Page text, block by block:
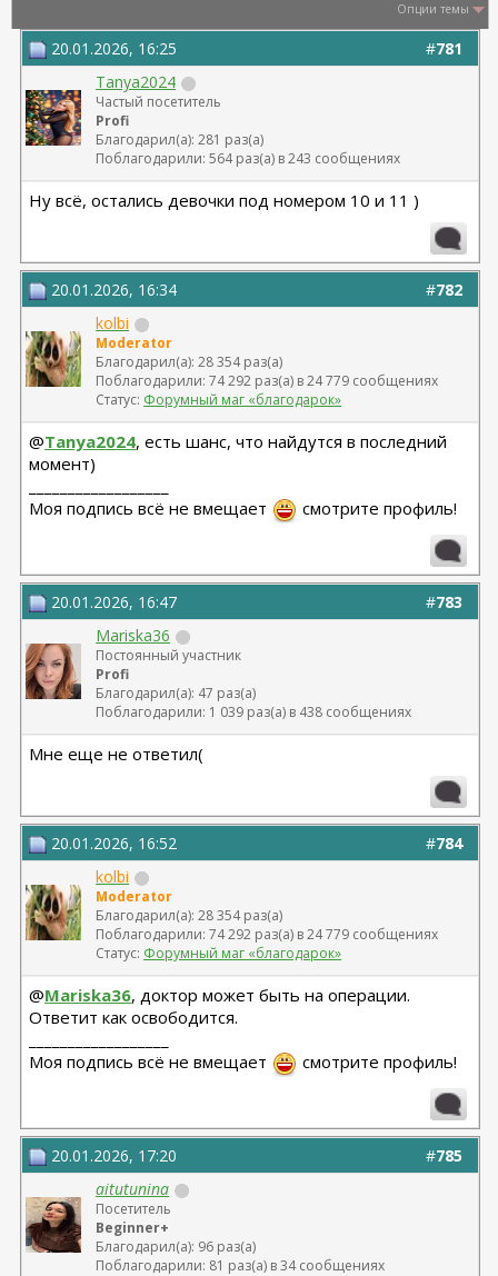
Опции темы
#781
20.01.2026, 16:25
Tanya2024
Частый посетитель
Profi
Благодарил(а): 281 раз(а)
Поблагодарили: 564 раз(а) в 243 сообщениях
Ну всё, остались девочки под номером 10 и 11 )
#782
20.01.2026, 16:34
kolbi
Moderator
Благодарил(а): 28 354 раз(а)
Поблагодарили: 74 292 раз(а) в 24 779 сообщениях
Статус: Форумный маг «благодарок»
@Tanya2024, есть шанс, что найдутся в последний
момент)
Моя подпись всё не вмещает
смотрите профиль!
#783
20.01.2026, 16:47
Mariska36
Постоянный участник
Profi
Благодарил(а): 47 раз(а)
Поблагодарили: 1 039 раз(а) в 438 сообщениях
Мне еще не ответил(
#784
20.01.2026, 16:52
kolbi
Moderator
Благодарил(а): 28 354 раз(а)
Поблагодарили: 74 292 раз(а) в 24 779 сообщениях
Статус: Форумный маг «благодарок»
@Mariska36, доктор может быть на операции.
Ответит как освободится.
Моя подпись всё не вмещает
смотрите профиль!
#785
20.01.2026, 17:20
aitutunina
Посетитель
Beginner+
Благодарил(а): 96 раз(а)
Поблагодарили: 81 раз(а) в 34 сообщениях